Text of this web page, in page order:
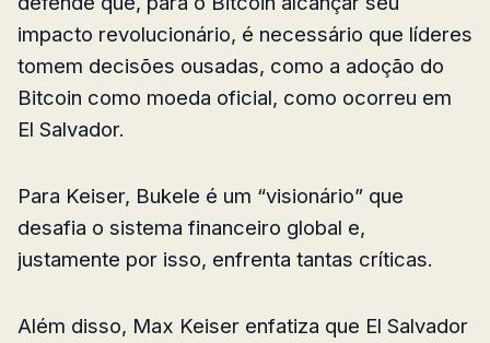
impacto revolucionário, é necessário que líderes
tomem decisões ousadas, como a adoção do
Bitcoin como moeda oficial, como ocorreu em
El Salvador.
Para Keiser, Bukele é um “visionário” que
desafia o sistema financeiro global e,
justamente por isso, enfrenta tantas críticas.
Além disso, Max Keiser enfatiza que El Salvador